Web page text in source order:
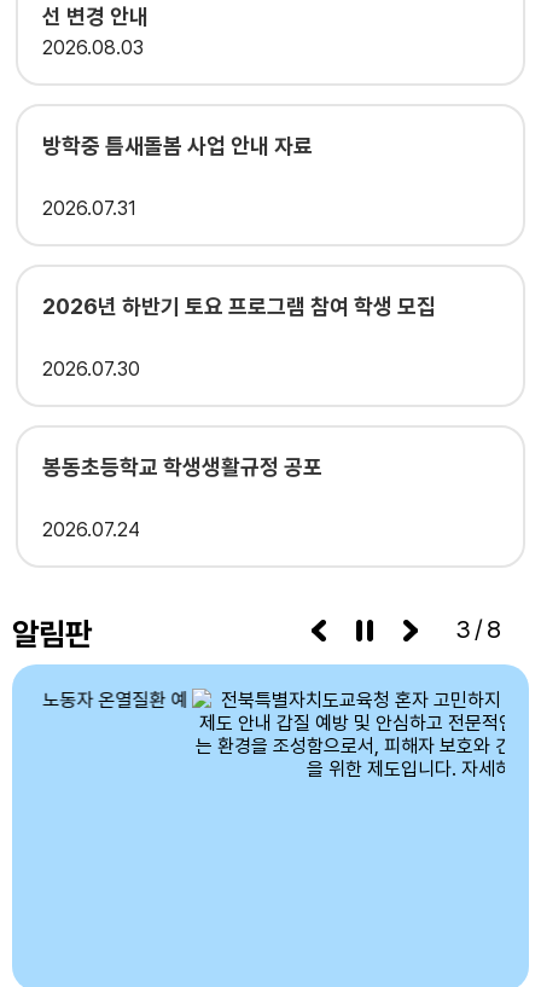
선 변경 안내
2026 08.03
방학중 틈새돌봄 사업 안내 자료
2026 07.31
2026년 하반기 토요 프로그램 참여 학생 모집
2026 07.30
봉동초등학교 학생생활규정 공포
2026 07.24
알림판 3/8